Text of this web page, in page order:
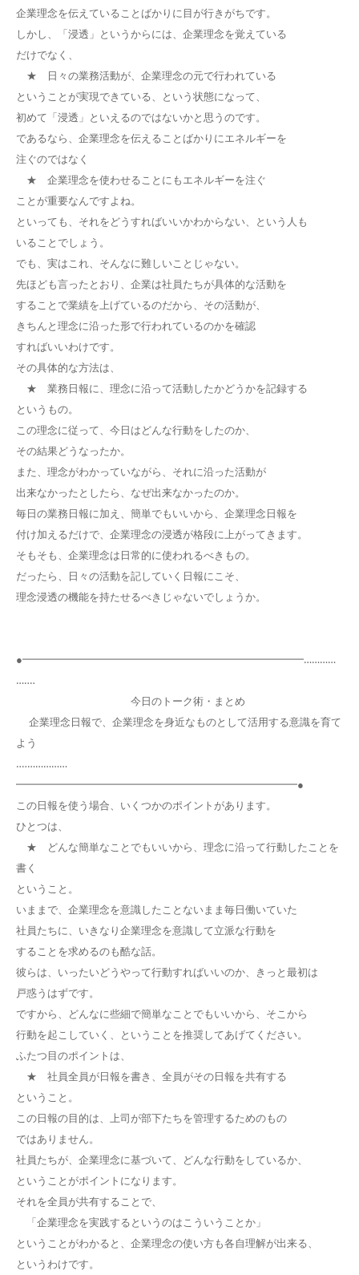
企業理念を伝えていることばかりに目が行きがちです。
しかし、「浸透」というからには、企業理念を覚えている
だけでなく、
★ 日々の業務活動が、企業理念の元で行われている
ということが実現できている、という状態になって、
初めて「浸透」といえるのではないかと思うのです。
であるなら、企業理念を伝えることばかりにエネルギーを
注ぐのではなく
★ 企業理念を使わせることにもエネルギーを注ぐ
ことが重要なんですよね。
といっても、それをどうすればいいかわからない、という人も
いることでしょう。
でも、実はこれ、そんなに難しいことじゃない。
先ほども言ったとおり、企業は社員たちが具体的な活動を
することで業績を上げているのだから、その活動が、
きちんと理念に沿った形で行われているのかを確認
すればいいわけです。
その具体的な方法は、
★ 業務日報に、理念に沿って活動したかどうかを記録する
というもの。
この理念に従って、今日はどんな行動をしたのか、
その結果どうなったか。
また、理念がわかっていながら、それに沿った活動が
出来なかったとしたら、なぜ出来なかったのか。
毎日の業務日報に加え、簡単でもいいから、企業理念日報を
付け加えるだけで、企業理念の浸透が格段に上がってきます。
そもそも、企業理念は日常的に使われるべきもの。
だったら、日々の活動を記していく日報にこそ、
理念浸透の機能を持たせるべきじゃないでしょうか。
●━━━━━━━━━━━━━━━━━━━━━━━━━━━…………
…‥‥
今日のトーク術・まとめ
企業理念日報で、企業理念を身近なものとして活用する意識を育て
よう
‥‥……………
━━━━━━━━━━━━━━━━━━━━━━━━━━━●
この日報を使う場合、いくつかのポイントがあります。
ひとつは、
★ どんな簡単なことでもいいから、理念に沿って行動したことを
書く
ということ。
いままで、企業理念を意識したことないまま毎日働いていた
社員たちに、いきなり企業理念を意識して立派な行動を
することを求めるのも酷な話。
彼らは、いったいどうやって行動すればいいのか、きっと最初は
戸惑うはずです。
ですから、どんなに些細で簡単なことでもいいから、そこから
行動を起こしていく、ということを推奨してあげてください。
ふたつ目のポイントは、
★ 社員全員が日報を書き、全員がその日報を共有する
ということ。
この日報の目的は、上司が部下たちを管理するためのもの
ではありません。
社員たちが、企業理念に基づいて、どんな行動をしているか、
ということがポイントになります。
それを全員が共有することで、
「企業理念を実践するというのはこういうことか」
ということがわかると、企業理念の使い方も各自理解が出来る、
というわけです。